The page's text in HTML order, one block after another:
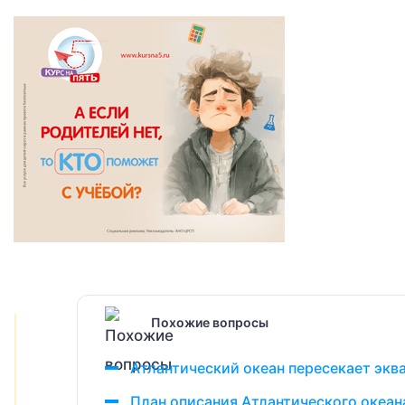
Похожие вопросы
Атлантический океан пересекает
План описания Атлантического